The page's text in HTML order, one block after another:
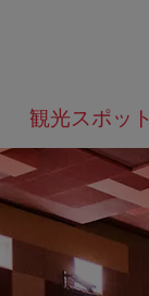
観光スポット
何
を
お
探
し
で